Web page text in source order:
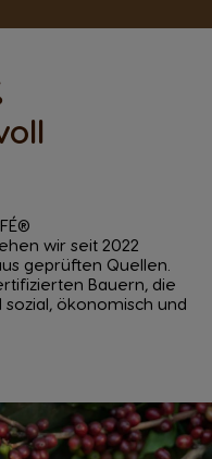
wir seit 2022
geprüften Quellen.
Bauern, die
ökonomisch und